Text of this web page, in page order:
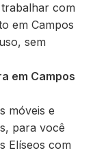
com
em Campos
sem
em Campos
móveis e
para você
Elíseos com